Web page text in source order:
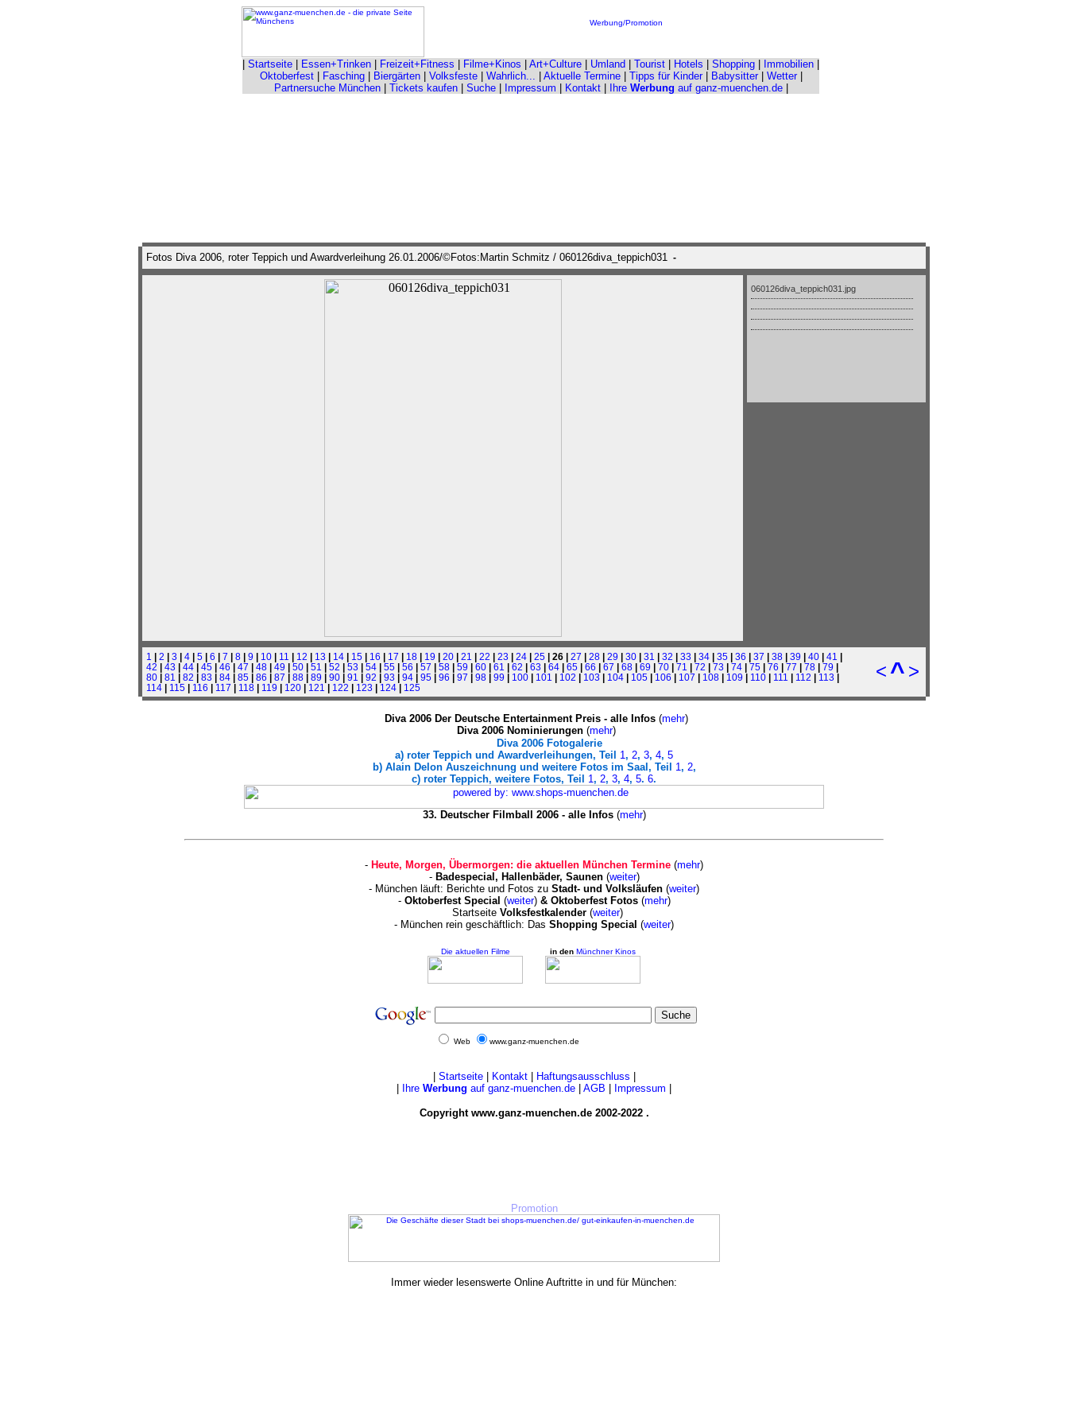
Werbung/Promotion
Startseite Essen+Trinken Freizeit+Fitness Filme+Kinos Art+Culture Umland Tourist Hotels Shopping Immobilien
Oktoberfest| Fasching| Biergärten| Volksfeste| Wahrlich... Aktuelle Termine Tipps für Kinder| Babysitter Wetter|
Partnersuche München| Tickets kaufen Suche| Impressum Kontakt Ihre Werbung auf ganz-muenchen.de|
Fotos Diva 2006, roter Teppich und Awardverleihung 26.01.2006/©Fotos:Martin Schmitz / 060126diva_teppich031 -
060126diva_teppich031.jpg
1 | 2 | 3 | 4 | 5 | 6 | 7 | 8 | 9 | 10 | 11 | 12 | 13 | 14 | 15 | 16 | 17 | 18 | 19 | 20 | 21 | 22 | 23 | 24 | 25 | 26 | 27 | 28 | 29 | 30 | 31 | 32 | 33 | 34 | 35 | 36 | 37 | 38 | 39 | 40 | 41 |
42 | 43 | 44 | 45 | 46 | 47 | 48 | 49 | 50 | 51 | 52 | 53 | 54 | 55 | 56 | 57 | 58 | 59 | 60 | 61 | 62 | 63 | 64 | 65 | 66 | 67 | 68 | 69 | 70 | 71 | 72 | 73 | 74 | 75 | 76 | 77 | 78 | 79 |
80 | 81 | 82 | 83 | 84 | 85 | 86 | 87 | 88 | 89 | 90 | 91 | 92 | 93 | 94 | 95 | 96 | 97 | 98 | 99 | 100 | 101 | 102 | 103 | 104 | 105 | 106 | 107 | 108 | 109 | 110 | 111 | 112 | 113 |
114 | 115 | 116 | 117 | 118 | 119 | 120 | 121 | 122 | 123 | 124 | 125
<^ >
Diva 2006 Der Deutsche Entertainment Preis - alle Infos (mehr)
Diva 2006 Nominierungen (mehr)
Diva 2006 Fotogalerie
a) roter Teppich und Awardverleihungen, Teil 1, 2, 3, 4, 5
b) Alain Delon Auszeichnung und weitere Fotos im Saal, Teil 1, 2,
c) roter Teppich, weitere Fotos, Teil 1, 2, 3, 4, 5. 6.
33. Deutscher Filmball 2006 - alle Infos(mehr)
- Heute, Morgen, Übermorgen: die aktuellen München Termine (mehr)
- Badespecial, Hallenbäder, Saunen(weiter)
- München läuft: Berichte und Fotos zu Stadt- und Volksläufen (weiter)
- Oktoberfest Special (weiter)& Oktoberfest Fotos(mehr)
Startseite Volksfestkalender(weiter)
- München rein geschäftlich: Das Shopping Special (weiter)
Die aktuellen Filme in den Münchner Kinos
Web www.ganz-muenchen.de
Startseite Kontakt| Haftungsausschluss
Ihre Werbung auf ganz-muenchen.de AGB Impressum
Copyright www.ganz-muenchen.de 2002-2022 .
Promotion
Immer wieder lesenswerte Online Auftritte in und für München: